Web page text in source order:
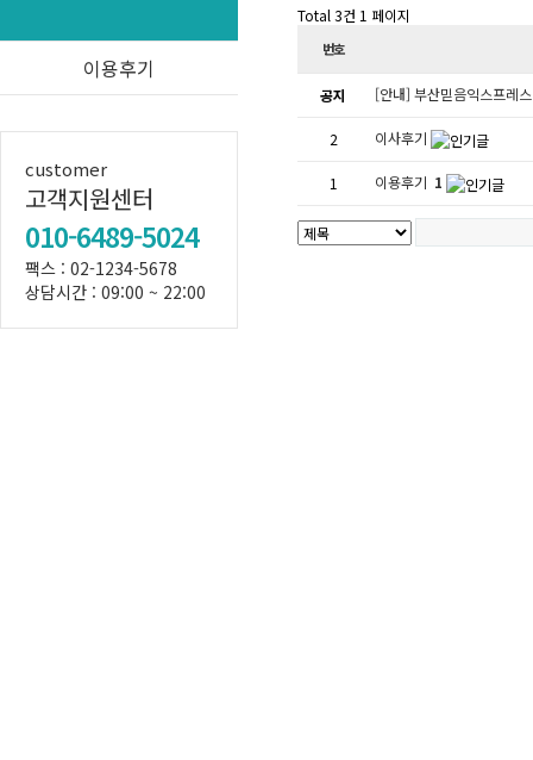
이용후기
customer
고객지원센터
010-6489-5024
팩스 : 02-1234-5678
상담시간 : 09:00 ~ 22:00
Total 3건 1 페이지
번호
공지 [안내] 부산믿음익스프레
2 이사후기
1 이용후기 1